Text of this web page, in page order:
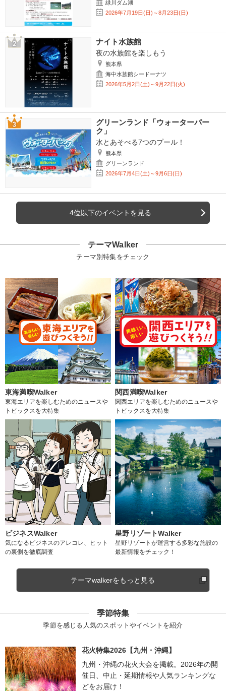
緑川ダム湖
2026年7月19日(日)～8月23日(日)
ナイト水族館
夜の水族館を楽しもう
熊本県
海中水族館シードーナツ
2026年5月2日(土)～9月22日(火)
グリーンランド「ウォーターパー
ク」
水とあそべる7つのプール！
熊本県
グリーンランド
2026年7月4日(土)～9月6日(日)
4位以下のイベントを見る
テーマWalker
テーマ別特集をチェック
東海満喫Walker
東海エリアを楽しむためのニュースや
トピックスを大特集
関西満喫Walker
関西エリアを楽しむためのニュースや
トピックスを大特集
ビジネスWalker
気になるビジネスのアレコレ、ヒット
の裏側を徹底調査
星野リゾートWalker
星野リゾートが運営する多彩な施設の
最新情報をチェック！
テーマwalkerをもっと見る
季節特集
季節を感じる人気のスポットやイベントを紹介
花火特集2026【九州・沖縄】
九州・沖縄の花火大会を掲載。2026年の開
催日、中止・延期情報や人気ランキングな
どをお届け！